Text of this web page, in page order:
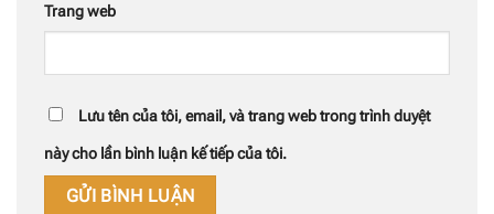
Trang web
Lưu tên của tôi, email, và trang web trong trình duyệt
này cho lần bình luận kế tiếp của tôi.